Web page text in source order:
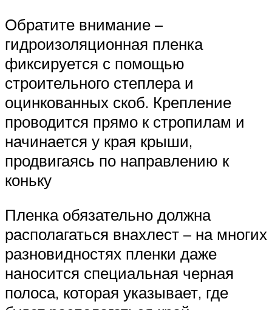
Обратите внимание –
гидроизоляционная пленка
фиксируется с помощью
строительного степлера и
оцинкованных скоб. Крепление
проводится прямо к стропилам и
начинается у края крыши,
продвигаясь по направлению к
коньку
Пленка обязательно должна
располагаться внахлест – на многих
разновидностях пленки даже
наносится специальная черная
полоса, которая указывает, где